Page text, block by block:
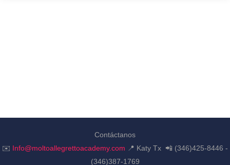
Contáctanos
✉️ Info@moltoallegrettoacademy.com 📍 Katy Tx 📲 (346)425-8446 -
(346)387-1769